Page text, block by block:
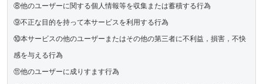
⑧他のユーザーに関する個人情報等を収集または蓄積する行為
⑨不正な目的を持って本サービスを利用する行為
⑩本サービスの他のユーザーまたはその他の第三者に不利益，損害，不快
感を与える行為
⑪他のユーザーに成りすます行為